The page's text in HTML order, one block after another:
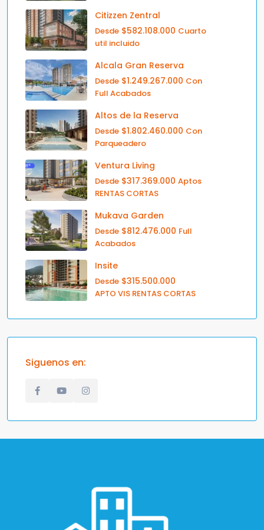
Citizzen Zentral
Desde $582.108.000 Cuarto
util incluido
Alcala Gran Reserva
Desde $1.249.267.000 Con
Full Acabados
Altos de la Reserva
Desde $1.802.460.000 Con
Parqueadero
Ventura Living
Desde $317.369.000 Aptos
RENTAS CORTAS
Mukava Garden
Desde $812.476.000 Full
Acabados
Insite
Desde $315.500.000
APTO VIS RENTAS CORTAS
Siguenos en: